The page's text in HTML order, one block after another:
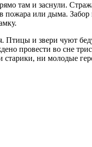
там и заснули.
или дыма. Забор
Птицы и звери чуют
провести во сне
старики, ни молодые